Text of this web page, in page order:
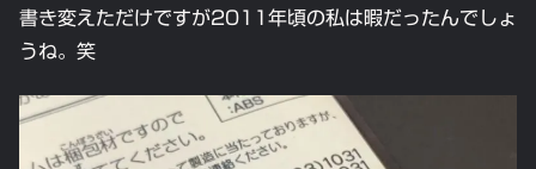
書き変えただけですが2011年頃の私は暇だったんでしょ
うね。笑